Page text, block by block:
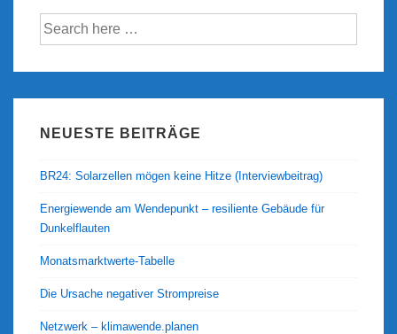
Suche
nach:
NEUESTE BEITRÄGE
BR24: Solarzellen mögen keine Hitze (Interviewbeitrag)
Energiewende am Wendepunkt – resiliente Gebäude für
Dunkelflauten
Monatsmarktwerte-Tabelle
Die Ursache negativer Strompreise
Netzwerk – klimawende.planen